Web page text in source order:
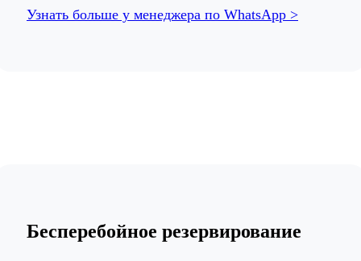
Узнать больше у менеджера по WhatsApp >
Бесперебойное резервирование